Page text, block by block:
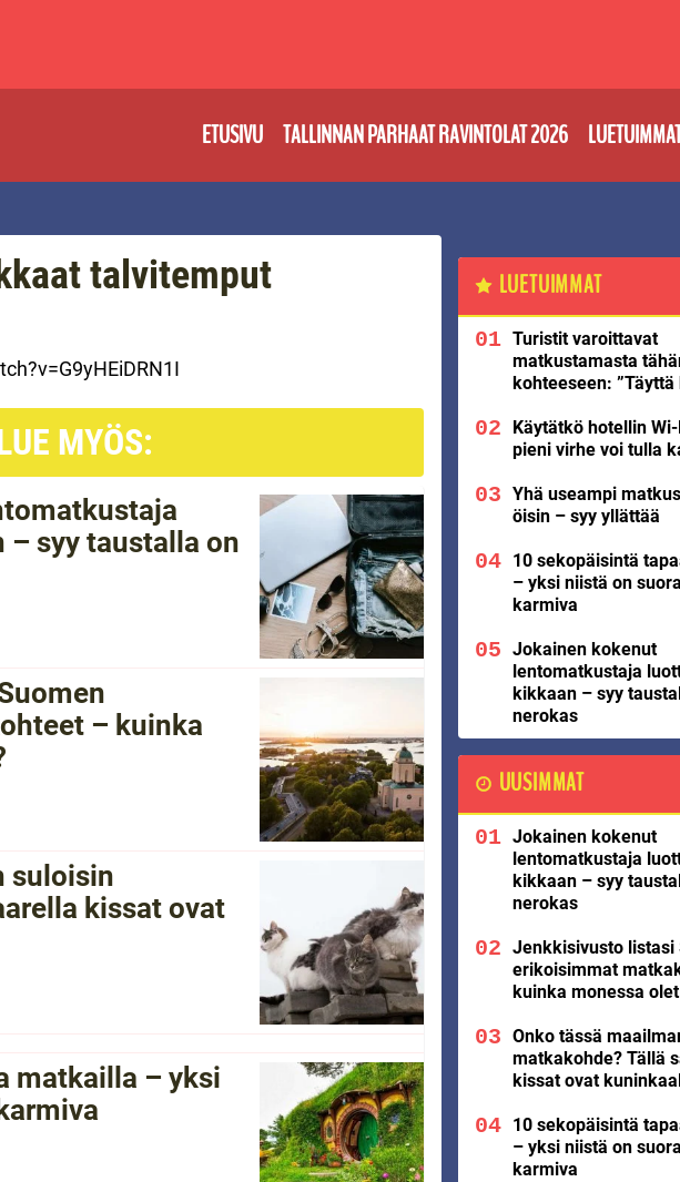
ETUSIVU TALLINNAN PARHAAT RAVINTOLAT 2026
talvitemput
MYÖS:
– syy taustalla on
– kuinka
suloisin
kissat ovat
matkailla – yksi
LUETUIMMAT
Turistit varoittavat
matkustamasta
kohteeseen: ”Täyttä
Käytätkö hotellin
pieni virhe voi tulla
Yhä useampi
öisin – syy yllättää
10 sekopäisintä
– yksi niistä on
karmiva
Jokainen kokenut
lentomatkustaja
kikkaan – syy
nerokas
UUSIMMAT
Jokainen kokenut
lentomatkustaja
kikkaan – syy
nerokas
Jenkkisivusto listasi
erikoisimmat
kuinka monessa
Onko tässä
matkakohde? Tällä
kissat ovat
10 sekopäisintä
– yksi niistä on
karmiva